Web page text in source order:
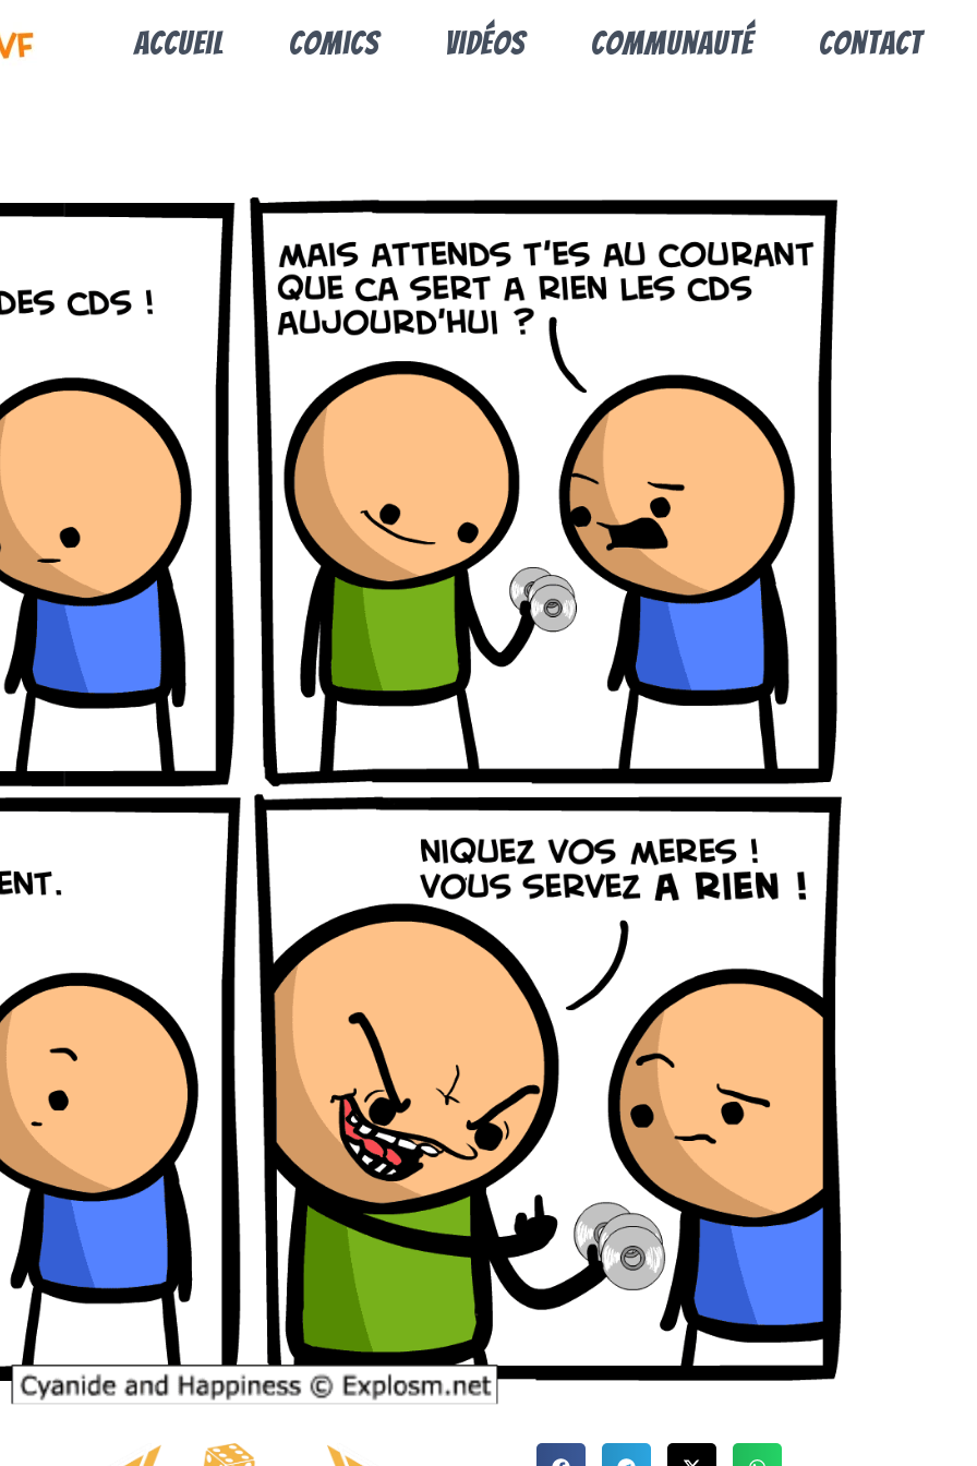
Accueil Comics Vidéos Communauté Contact